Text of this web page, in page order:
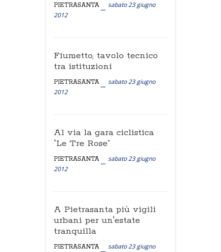
PIETRASANTA
sabato 23 giugno
2012
Fiumetto, tavolo tecnico
tra istituzioni
PIETRASANTA
sabato 23 giugno
2012
Al via la gara ciclistica
“Le Tre Rose”
PIETRASANTA
sabato 23 giugno
2012
A Pietrasanta più vigili
urbani per un'estate
tranquilla
PIETRASANTA
sabato 23 giugno